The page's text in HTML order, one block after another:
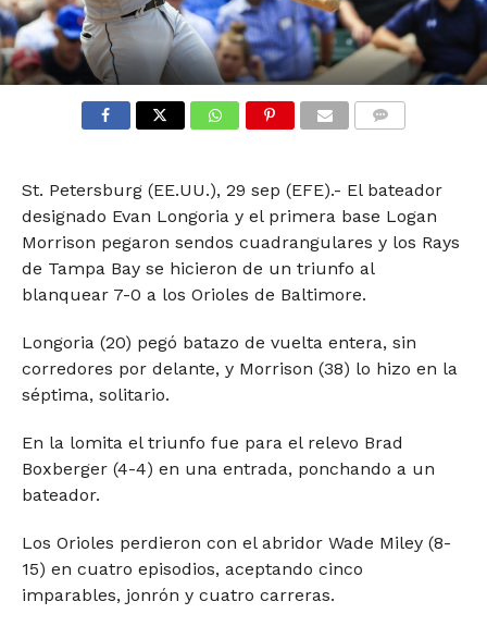
St. Petersburg (EE.UU.), 29 sep (EFE).- El bateador
designado Evan Longoria y el primera base Logan
Morrison pegaron sendos cuadrangulares y los Rays
de Tampa Bay se hicieron de un triunfo al
blanquear 7-0 a los Orioles de Baltimore.
Longoria (20) pegó batazo de vuelta entera, sin
corredores por delante, y Morrison (38) lo hizo en la
séptima, solitario.
En la lomita el triunfo fue para el relevo Brad
Boxberger (4-4) en una entrada, ponchando a un
bateador.
Los Orioles perdieron con el abridor Wade Miley (8-
15) en cuatro episodios, aceptando cinco
imparables, jonrón y cuatro carreras.